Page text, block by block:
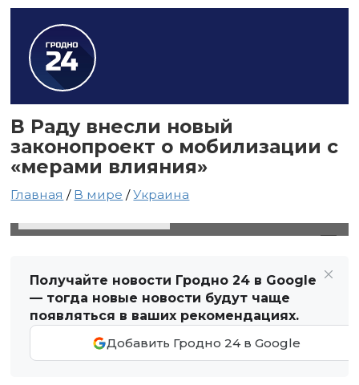
В Раду внесли новый
законопроект о мобилизации с
«мерами влияния»
Главная / В мире /Украина
Получайте новости Гродно 24 в Google
— тогда новые новости будут чаще
появляться в ваших рекомендациях.
Добавить Гродно 24 в Google